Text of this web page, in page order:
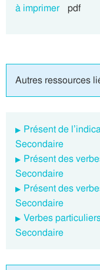
à imprimer pdf
Autres ressources
Présent de
Secondaire
Présent des
Secondaire
Présent des
Secondaire
Verbes
Secondaire